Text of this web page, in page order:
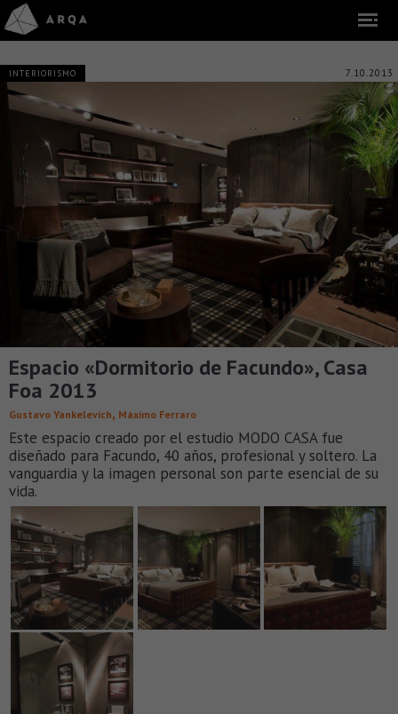
INTERIORISMO 7.10.2013
Espacio «Dormitorio de Facundo», Casa
Foa 2013
Gustavo Yankelevich, Máximo Ferraro
Este espacio creado por el estudio MODO CASA fue
diseñado para Facundo, 40 años, profesional y soltero. La
vanguardia y la imagen personal son parte esencial de su
vida.